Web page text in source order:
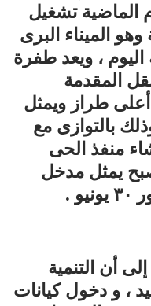
الماضية تشغيل
الميناء البرى
اليوم ، ويعد طفرة
المقدمة
طراز ويمثل
بالتوازى مع
منفذ الحى
يمثل مدخل
.
أن التنمية
، و دخول كيانات